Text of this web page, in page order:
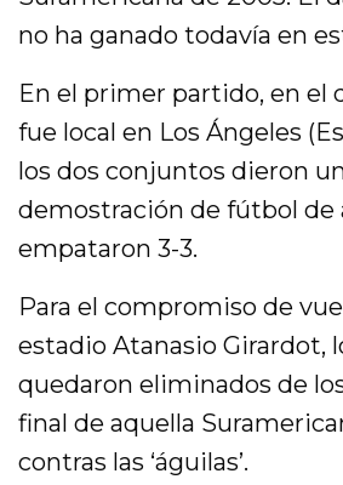
no ha ganado todavía en
En el primer partido, en el
fue local en Los Ángeles
los dos conjuntos dieron
demostración de fútbol de
empataron 3-3.
Para el compromiso de
estadio Atanasio Girardot,
quedaron eliminados de
final de aquella
contras las ‘águilas’.